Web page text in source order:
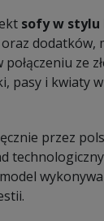
sofy w stylu
połączeniu ze
pasy i kwiaty
przez